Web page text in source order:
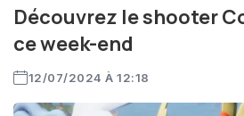
Découvrez le shooter
ce week-end
12/07/2024 À 12:18